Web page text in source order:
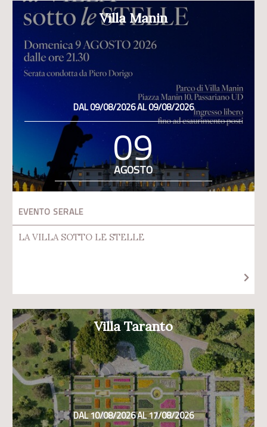
Villa Manin
DAL 09/08/2026 AL 09/08/2026
09
AGOSTO
EVENTO SERALE
LA VILLA SOTTO LE STELLE
Villa Taranto
DAL 10/08/2026 AL 17/08/2026